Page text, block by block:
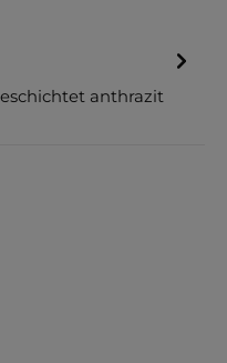
anthrazit